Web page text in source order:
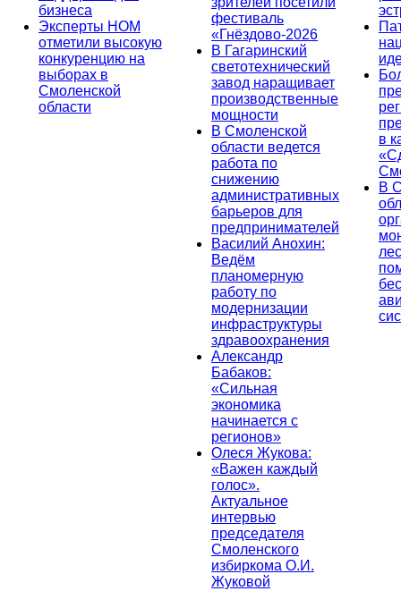
бизнеса
Эксперты НОМ
отметили высокую
конкуренцию на
выборах в
Смоленской
области
фестиваль
«Гнёздово-2026
В Гагаринский
светотехнический
завод наращивает
производственные
мощности
В Смоленской
области ведется
работа по
снижению
административных
барьеров для
предпринимателей
Василий Анохин:
Ведём
планомерную
работу по
модернизации
инфраструктуры
здравоохранения
Александр
Бабаков:
«Сильная
экономика
начинается с
регионов»
Олеся Жукова:
«Важен каждый
голос».
Актуальное
интервью
председателя
Смоленского
избиркома О.И.
Жуковой
в
В